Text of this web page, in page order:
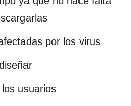
por los virus
usuarios